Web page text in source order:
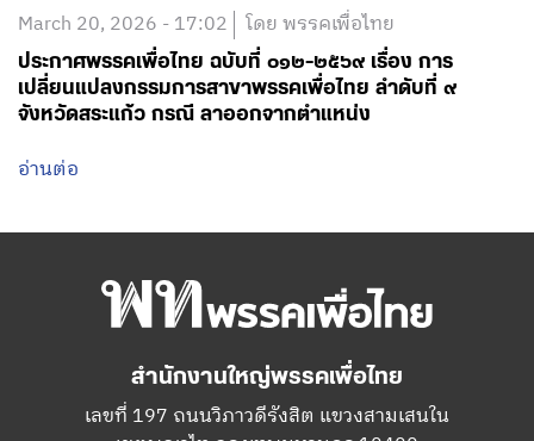
March 20, 2026 - 17:02 โดย พรรคเพื่อไทย
ประกาศพรรคเพื่อไทย ฉบับที่ ๐๑๒-๒๕๖๙ เรื่อง การ
เปลี่ยนแปลงกรรมการสาขาพรรคเพื่อไทย ลำดับที่ ๙
จังหวัดสระแก้ว กรณี ลาออกจากตำแหน่ง
อ่านต่อ
สำนักงานใหญ่พรรคเพื่อไทย
เลขที่ 197 ถนนวิภาวดีรังสิต แขวงสามเสนใน